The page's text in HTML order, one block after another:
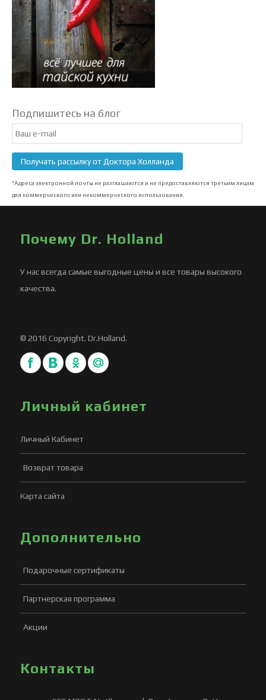
Подпишитесь на блог
Получать рассылку от Доктора Холланда
*Адреса электронной почты не разглашаются и не предоставляются третьим лицам
для коммерческого или некоммерческого использования.
Почему Dr. Holland
У нас всегда самые выгодные цены и все товары высокого
качества.
© 2016 Copyright. Dr.Holland.
Личный кабинет
Личный Кабинет
Возврат товара
Карта сайта
Дополнительно
Подарочные сертификаты
Партнерская программа
Акции
Контакты